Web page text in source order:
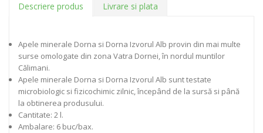
Descriere produs Livrare si plata
Apele minerale Dorna si Dorna Izvorul Alb provin din mai multe
surse omologate din zona Vatra Dornei, în nordul muntilor
Călimani.
Apele minerale Dorna si Dorna Izvorul Alb sunt testate
microbiologic si fizicochimic zilnic, începând de la sursă si până
la obtinerea produsului.
Cantitate: 2 l.
Ambalare: 6 buc/bax.